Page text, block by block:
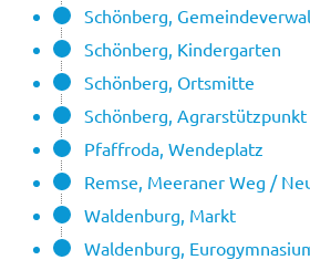
Schönberg,
Schönberg, Kindergarten
Schönberg, Ortsmitte
Schönberg, Agrarstützpunkt
Pfaffroda, Wendeplatz
Remse, Meeraner Weg /
Waldenburg, Markt
Waldenburg,